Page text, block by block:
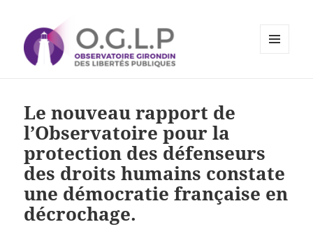
Libertés Publiques
Le nouveau rapport de
l’Observatoire pour la
protection des défenseurs
des droits humains constate
une démocratie française en
décrochage.